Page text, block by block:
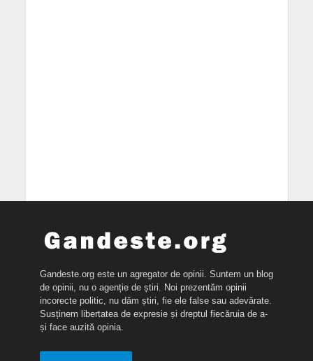
Gandeste.org este un agregator de opinii. Suntem un blog
de opinii, nu o agenție de știri. Noi prezentăm opinii
incorecte politic, nu dăm știri, fie ele false sau adevărate.
Susținem libertatea de expresie și dreptul fiecăruia de a-
și face auzită opinia.